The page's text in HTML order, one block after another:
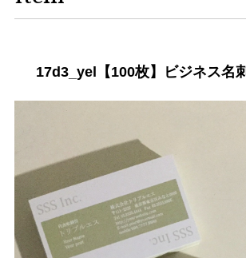
17d3_yel【100枚】ビジネス名